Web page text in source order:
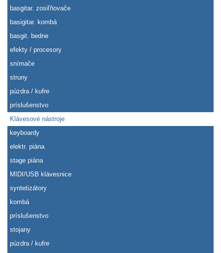
basgitar. zosiľňovače
basigitar. kombá
basgit. bedne
efekty / procesory
snímače
struny
púzdra / kufre
príslušenstvo
Klávesové nástroje
keyboardy
elektr. piána
stage piána
MIDI/USB klávesnice
syntetizátory
kombá
príslušenstvo
stojany
púzdra / kufre